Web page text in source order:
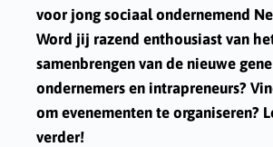
voor jong sociaal ondernemend
Word jij razend enthousiast van
samenbrengen van de nieuwe
ondernemers en intrapreneurs?
om evenementen te organiseren?
verder!